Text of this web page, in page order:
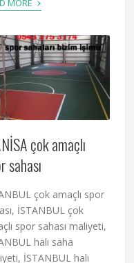
MORE
çok amaçlı
sahası
çok amaçlı spor
İSTANBUL çok
spor sahası maliyeti,
halı saha
İSTANBUL halı